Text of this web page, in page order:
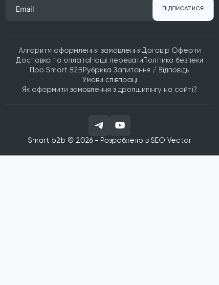
ПІДПИСАТИСЯ
Алгоритм оформлення замовленняДоговір Оферти
Доставка та оплата Наші переваги Політика безпеки
Про Smart B2B Рубрика Запитання / Відповідь
Умови співпраці
Як оформити замовлення з дропшипінгу на сайті?
Smart b2b © 2026 - Розроблено в SEO Vector